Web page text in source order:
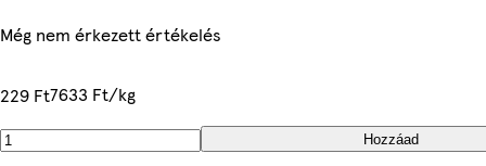
Még nem érkezett értékelés
229 Ft7633 Ft/kg
Hozzáad